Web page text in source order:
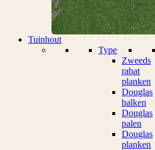
Tuinhout
Type
Zweeds
rabat
planken
Douglas
balken
Douglas
palen
Douglas
planken